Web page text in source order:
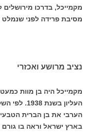
מקמייכל, בדרכו מירושלים
מסיבת פרידה לפני
נציב מרושע ואכזרי
מקמייכל היה בן מוות
העליון
הערבי את בן הברית
בארץ ישראל וראה בו גורם